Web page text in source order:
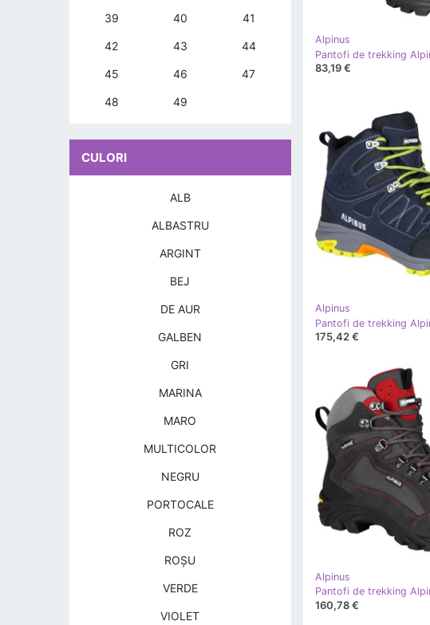
Alpinus
83,19 €
Alpinus
175,42 €
Alpinus
160,78 €
39 40 41
42 43 44
45 46 47
48 49
CULORI
ALB
ALBASTRU
ARGINT
BEJ
DE AUR
GALBEN
GRI
MARINA
MARO
MULTICOLOR
NEGRU
PORTOCALE
ROZ
ROŞU
VERDE
VIOLET